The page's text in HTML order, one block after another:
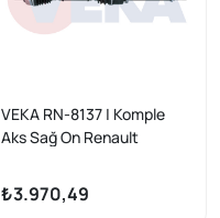
VEKA RN-8137 | Komple
Aks Sağ On Renault
105 Hp 6 Vites Uzunluk
922mm 2008 -
₺3.970,49